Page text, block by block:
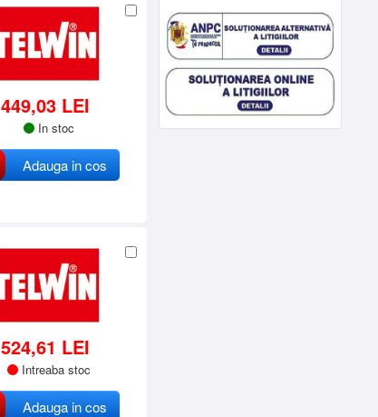
449,03 LEI
In stoc
Adauga in cos
524,61 LEI
Intreaba stoc
Adauga in cos